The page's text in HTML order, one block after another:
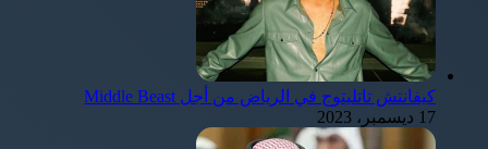
كيفانتش تاتليتوج في الرياض من أجل Middle Beast
17 ديسمبر، 2023